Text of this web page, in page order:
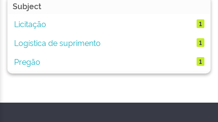
Subject
Licitação
1
Logística de suprimento 1
Pregão 1